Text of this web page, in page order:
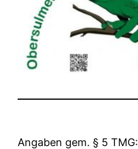
Angaben gem. § 5 TMG: